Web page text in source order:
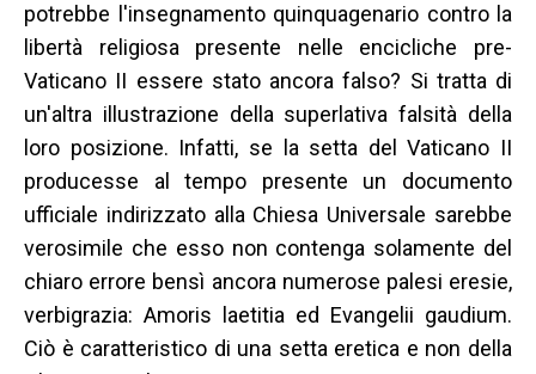
potrebbe l'insegnamento quinquagenario contro la
libertà religiosa presente nelle encicliche pre-
Vaticano II essere stato ancora falso? Si tratta di
un'altra illustrazione della superlativa falsità della
loro posizione. Infatti, se la setta del Vaticano II
producesse al tempo presente un documento
ufficiale indirizzato alla Chiesa Universale sarebbe
verosimile che esso non contenga solamente del
chiaro errore bensì ancora numerose palesi eresie,
verbigrazia: Amoris laetitia ed Evangelii gaudium.
Ciò è caratteristico di una setta eretica e non della